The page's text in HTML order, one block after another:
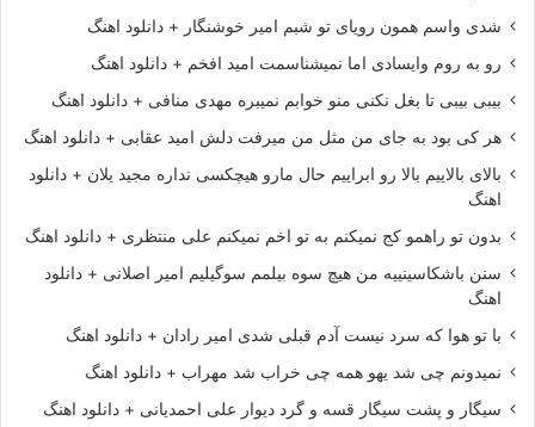
شدی واسم همون رویای تو شبم امیر خوشنگار + دانلود اهنگ
رو به روم وایسادی اما نمیشناسمت امید افخم + دانلود اهنگ
بیبی بیبی تا بغل نکنی منو خوابم نمیبره مهدی منافی + دانلود اهنگ
هر کی بود به جای من مثل من میرفت دلش امید عقابی + دانلود اهنگ
بالای بالاییم بالا رو ابراییم حال مارو هیچکسی نداره مجید یلان + دانلود
اهنگ
بدون تو راهمو کج نمیکنم به تو اخم نمیکنم علی منتظری + دانلود اهنگ
سنن باشکاسینییه من هیچ سوه بیلمم سوگیلیم امیر اصلانی + دانلود
اهنگ
با تو هوا که سرد نیست آدم قبلی شدی امیر رادان + دانلود اهنگ
نمیدونم چی شد یهو همه چی خراب شد مهراب + دانلود اهنگ
سیگار و پشت سیگار قسه و گرد دیوار علی احمدیانی + دانلود اهنگ